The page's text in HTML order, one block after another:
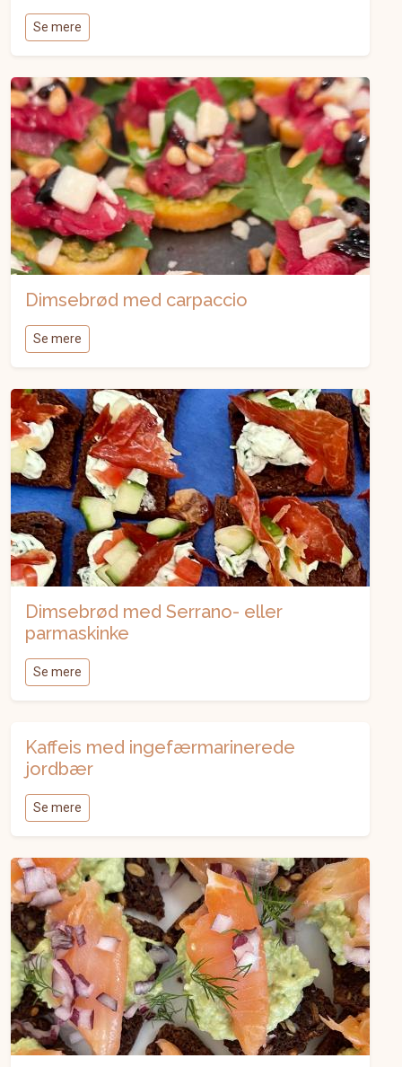
Se mere
Dimsebrød med carpaccio
Se mere
Dimsebrød med Serrano- eller
parmaskinke
Se mere
Kaffeis med ingefærmarinerede
jordbær
Se mere